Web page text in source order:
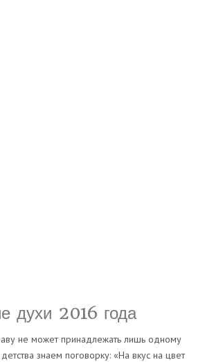
духи 2016 года
не может принадлежать лишь одному
знаем поговорку: «На вкус на цвет